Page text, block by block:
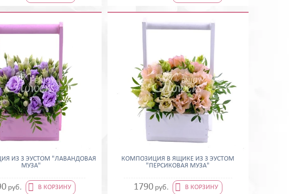
ИЗ 3 ЭУСТОМ "ЛАВАНДОВАЯ
МУЗА"
руб.  В КОРЗИНУ
КОМПОЗИЦИЯ В ЯЩИКЕ ИЗ 3 ЭУСТОМ
"ПЕРСИКОВАЯ МУЗА"
1790 руб.  В КОРЗИНУ